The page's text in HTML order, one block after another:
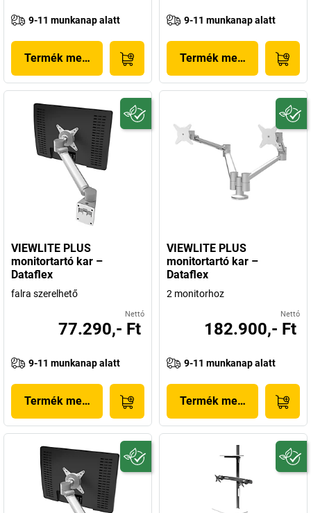
9-11 munkanap alatt
Termék megjelenítése
9-11 munkanap alatt
Termék megjelenítése
VIEWLITE PLUS
monitortartó kar –
Dataflex
falra szerelhető
Nettó
77.290,- Ft
9-11 munkanap alatt
Termék megjelenítése
VIEWLITE PLUS
monitortartó kar –
Dataflex
2 monitorhoz
Nettó
182.900,- Ft
9-11 munkanap alatt
Termék megjelenítése